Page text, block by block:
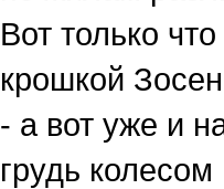
Вот только
крошкой
- а вот уже и
грудь колесом